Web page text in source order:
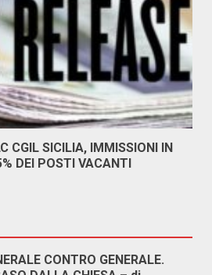
CGIL SICILIA, IMMISSIONI IN
DEI POSTI VACANTI
CONTRO GENERALE.